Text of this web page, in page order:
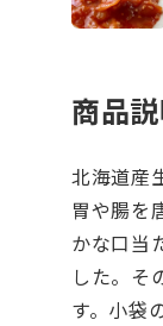
商品
北海道産
胃や腸を
かな口当
した。そ
す。小袋